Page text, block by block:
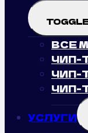
ВСЕ
ЧИП-
ЧИП-
ЧИП-
УСЛУГИ